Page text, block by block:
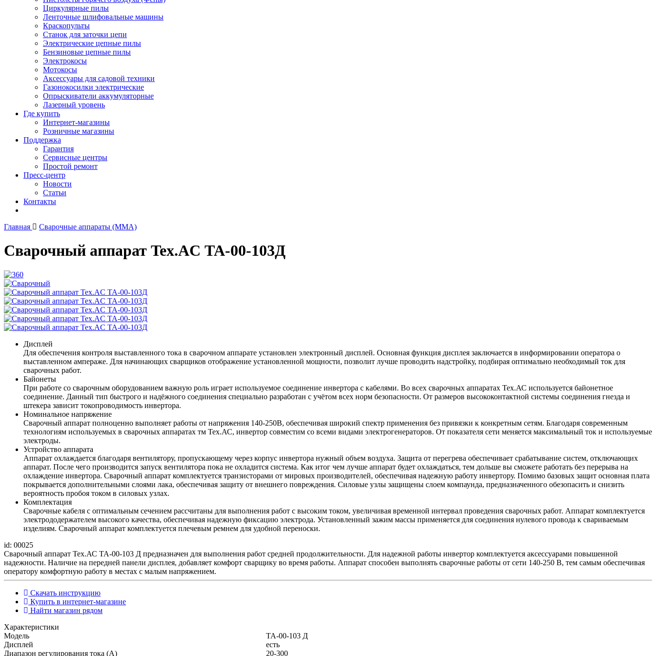
Циркулярные пилы
Ленточные шлифовальные машины
Краскопульты
Станок для заточки цепи
Электрические цепные пилы
Бензиновые цепные пилы
Электрокосы
Мотокосы
Аксессуары для садовой техники
Газонокосилки электрические
Опрыскиватели аккумуляторные
Лазерный уровень
Где купить
Интернет-магазины
Розничные магазины
Поддержка
Гарантия
Сервисные центры
Простой ремонт
Пресс-центр
Новости
Статьи
Контакты
Главная Сварочные аппараты (ММА)
Сварочный аппарат Tex.AC ТА-00-103Д
Дисплей
Для обеспечения контроля выставленного тока в сварочном аппарате установлен электронный дисплей. Основная функция дисплея заключается в информировании оператора о
выставленном ампераже. Для начинающих сварщиков отображение установленной мощности, позволит лучше проводить надстройку, подбирая оптимально необходимый ток для
сварочных работ.
Байонеты
При работе со сварочным оборудованием важную роль играет используемое соединение инвертора с кабелями. Во всех сварочных аппаратах Тех.АС используется байонетное
соединение. Данный тип быстрого и надёжного соединения специально разработан с учётом всех норм безопасности. От размеров высококонтактной системы соединения гнезда и
штекера зависит токопроводимость инвертора.
Номинальное напряжение
Сварочный аппарат полноценно выполняет работы от напряжения 140-250В, обеспечивая широкий спектр применения без привязки к конкретным сетям. Благодаря современным
технологиям используемых в сварочных аппаратах тм Тех.АС, инвертор совместим со всеми видами электрогенераторов. От показателя сети меняется максимальный ток и используемые
электроды.
Устройство аппарата
Аппарат охлаждается благодаря вентилятору, пропускающему через корпус инвертора нужный объем воздуха. Защита от перегрева обеспечивает срабатывание систем, отключающих
аппарат. После чего производится запуск вентилятора пока не охладится система. Как итог чем лучше аппарат будет охлаждаться, тем дольше вы сможете работать без перерыва на
охлаждение инвертора. Сварочный аппарат комплектуется транзисторами от мировых производителей, обеспечивая надежную работу инвертору. Помимо базовых защит основная плата
покрывается дополнительными слоями лака, обеспечивая защиту от внешнего повреждения. Силовые узлы защищены слоем компаунда, предназначенного обезопасить и снизить
вероятность пробоя током в силовых узлах.
Комплектация
Сварочные кабеля с оптимальным сечением рассчитаны для выполнения работ с высоким током, увеличивая временной интервал проведения сварочных работ. Аппарат комплектуется
электрододержателем высокого качества, обеспечивая надежную фиксацию электрода. Установленный зажим массы применяется для соединения нулевого провода к свариваемым
изделиям. Сварочный аппарат комплектуется плечевым ремнем для удобной переноски.
id: 00025
Сварочный аппарат Тех.АС ТА-00-103 Д предназначен для выполнения работ средней продолжительности. Для надежной работы инвертор комплектуется аксессуарами повышенной
надежности. Наличие на передней панели дисплея, добавляет комфорт сварщику во время работы. Аппарат способен выполнять сварочные работы от сети 140-250 В, тем самым обеспечивая
оператору комфортную работу в местах с малым напряжением.
Скачать инструкцию
Купить в интернет-магазине
Найти магазин рядом
Характеристики
Модель
ТА-00-103 Д
Дисплей
есть
Диапазон регулирования тока (А)
20-300